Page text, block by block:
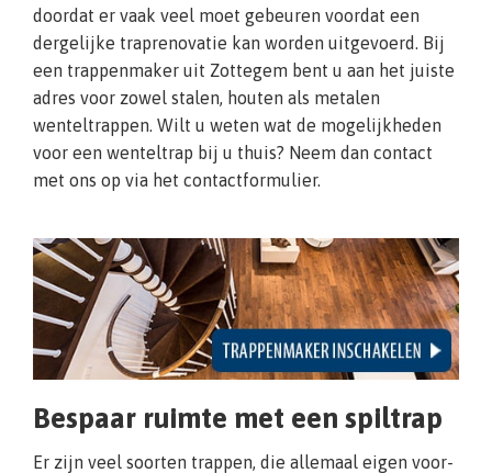
doordat er vaak veel moet gebeuren voordat een
dergelijke traprenovatie kan worden uitgevoerd. Bij
een trappenmaker uit Zottegem bent u aan het juiste
adres voor zowel stalen, houten als metalen
wenteltrappen. Wilt u weten wat de mogelijkheden
voor een wenteltrap bij u thuis? Neem dan contact
met ons op via het contactformulier.
Bespaar ruimte met een spiltrap
Er zijn veel soorten trappen, die allemaal eigen voor-